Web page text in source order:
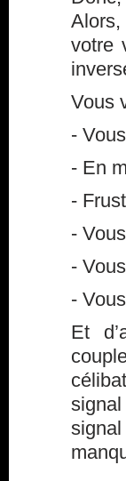
votre
Vous
-
- En
-
-
-
-
Et
signal